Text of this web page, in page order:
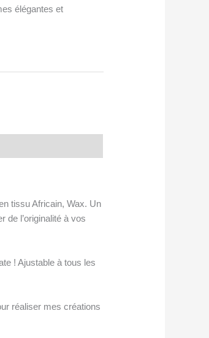
élégantes et
tissu Africain, Wax. Un
de l’originalité à vos
! Ajustable à tous les
réaliser mes créations